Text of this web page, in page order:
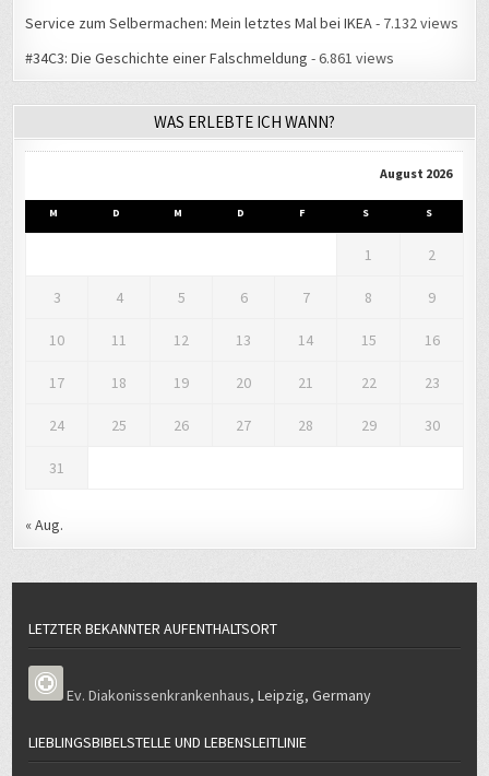
Service zum Selbermachen: Mein letztes Mal bei IKEA- 7.132 views
#34C3: Die Geschichte einer Falschmeldung - 6.861 views
WAS ERLEBTE ICH WANN?
August 2026
M D M D F S S
1 2
3 4 5 6 7 8 9
10 11 12 13 14 15 16
17 18 19 20 21 22 23
24 25 26 27 28 29 30
31
« Aug.
LETZTER BEKANNTER AUFENTHALTSORT
Ev. Diakonissenkrankenhaus,Leipzig,Germany
LIEBLINGSBIBELSTELLE UND LEBENSLEITLINIE